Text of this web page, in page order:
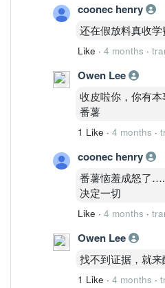
13.50
第一压力
14.50
15.00
四、路径推演
Path A（45%）
→ 测试 15.00
Path B（40%）
14.00–14.50 震荡整理
Path C（15%）
跌破 13.80
→ 周线转弱
五、SPD 评分
项目
评分
结构完整度
coonec henry
还在假放料真收
Like · 4 months ·
Owen Lee
收皮啦你，你有本
番薯
1 Like · 4 months ·
coonec henry
番薯恼羞成怒了
决定一切
Like · 4 months ·
Owen Lee
找不到证据，就
1 Like · 4 months ·